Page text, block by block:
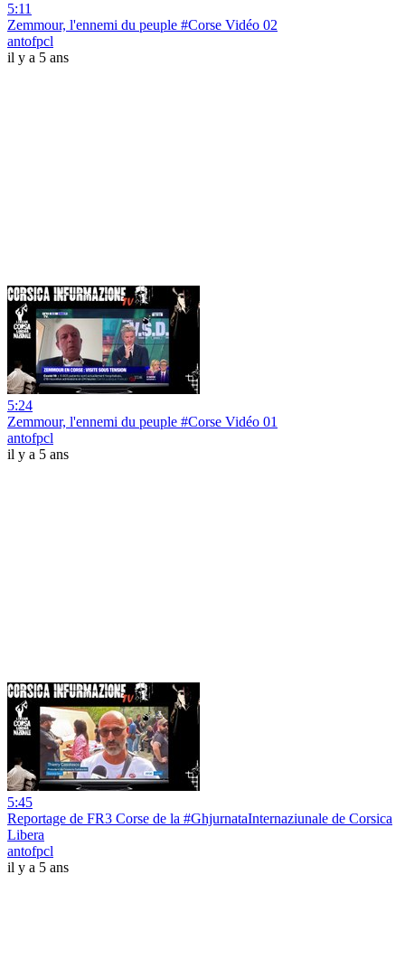
5:11
Zemmour, l'ennemi du peuple #Corse Vidéo 02
antofpcl
il y a 5 ans
5:24
Zemmour, l'ennemi du peuple #Corse Vidéo 01
antofpcl
il y a 5 ans
5:45
Reportage de FR3 Corse de la #GhjurnataInternaziunale de Corsica
Libera
antofpcl
il y a 5 ans